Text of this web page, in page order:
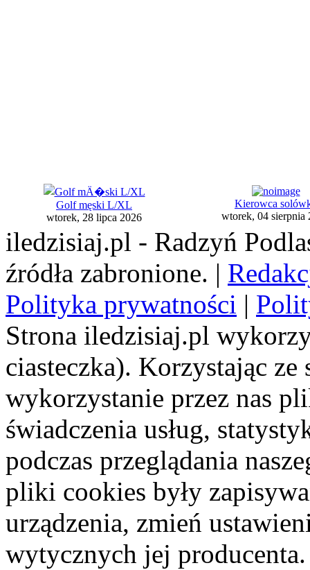
Golf męski L/XL
wtorek, 28 lipca 2026
Kierowca
wtorek, 04 sierpnia
iledzisiaj.pl - Radzyń
źródła zabronione. |
Polityka prywatności |
Strona iledzisiaj.pl
ciasteczka). Korzystając
wykorzystanie przez nas
świadczenia usług,
podczas przeglądania
pliki cookies były
urządzenia, zmień
wytycznych jej producenta.